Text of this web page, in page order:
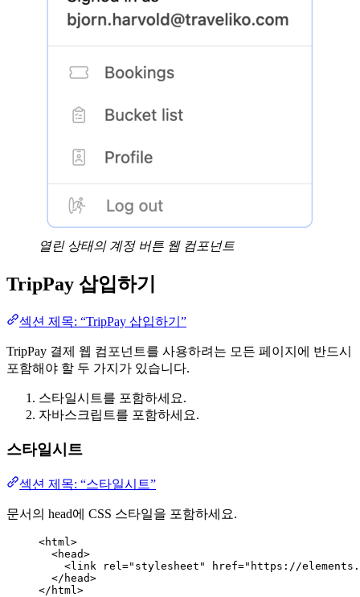
열린 상태의 계정 버튼 웹 컴포넌트
TripPay 삽입하기
섹션 제목: “TripPay 삽입하기”
TripPay 결제 웹 컴포넌트를 사용하려는 모든 페이지에 반드시
포함해야 할 두 가지가 있습니다.
스타일시트를 포함하세요.
자바스크립트를 포함하세요.
스타일시트
섹션 제목: “스타일시트”
문서의 head에 CSS 스타일을 포함하세요.
<html >
<head>
<link rel =" stylesheet " href=" https://
</ head>
</ html >